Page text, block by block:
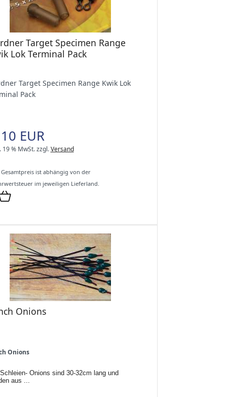
Target Specimen Range
Lok Terminal Pack
Target Specimen Range Kwik Lok
Pack
EUR
19 % MwSt.zzgl.Versand
ist abhängig von der
im jeweiligen Lieferland.
Onions
Onions
Onions sind 30-32cm lang und
aus ...